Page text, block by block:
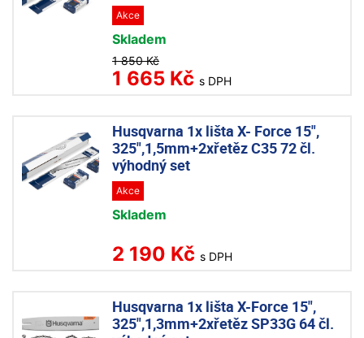
Akce
Skladem
1 850 Kč
1 665 Kč s DPH
Husqvarna 1x lišta X- Force 15",
325",1,5mm+2xřetěz C35 72 čl.
výhodný set
Akce
Skladem
2 190 Kč s DPH
Husqvarna 1x lišta X-Force 15",
325",1,3mm+2xřetěz SP33G 64 čl.